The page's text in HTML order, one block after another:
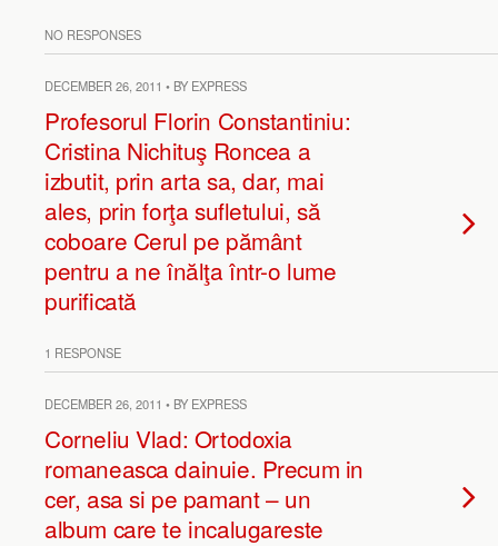
NO RESPONSES
DECEMBER 26, 2011 • BY EXPRESS
Profesorul Florin Constantiniu:
Cristina Nichituş Roncea a
izbutit, prin arta sa, dar, mai
ales, prin forţa sufletului, să
coboare Cerul pe pământ
pentru a ne înălţa într-o lume
purificată
1 RESPONSE
DECEMBER 26, 2011 • BY EXPRESS
Corneliu Vlad: Ortodoxia
romaneasca dainuie. Precum in
cer, asa si pe pamant – un
album care te incalugareste